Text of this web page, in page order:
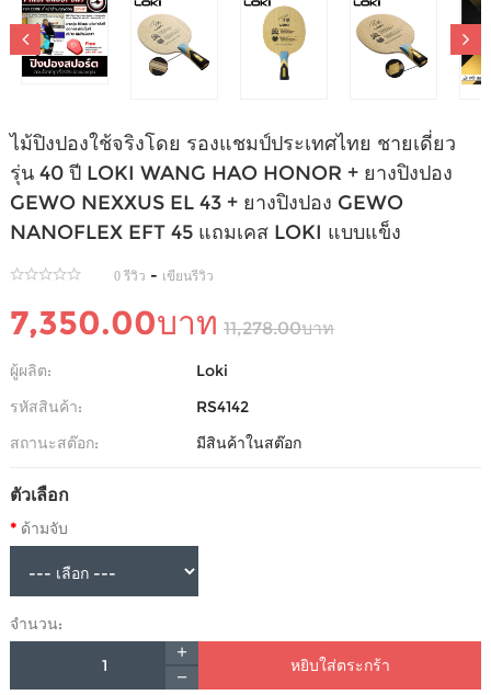
ไม้ปิงปองใช้จริงโดย รองแชมป์ประเทศไทย ชายเดี่ยว
รุ่น 40 ปี LOKI WANG HAO HONOR + ยางปิงปอง
GEWO NEXXUS EL 43 + ยางปิงปอง GEWO
NANOFLEX EFT 45 แถมเคส LOKI แบบแข็ง
0 รีวิว - เขียนรีวิว
7,350.00บาท 11,278.00บาท
ผู้ผลิต:
Loki
รหัสสินค้า:
RS4142
สถานะสต๊อก:
มีสินค้าในสต๊อก
ตัวเลือก
ด้ามจับ
จำนวน:
หยิบใส่ตระกร้า